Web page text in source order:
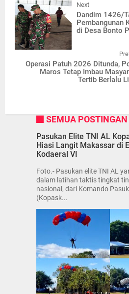
Next
Dandim 1426/
Pembangunan
di Desa Bonto
Operasi Patuh 2026 Ditunda,
Maros Tetap Imbau
Tertib Berlalu
SEMUA POSTINGAN
Pasukan Elite TNI AL
Hiasi Langit Makassar di
Kodaeral VI
Foto.- Pasukan elite TNI AL
dalam latihan taktis tingkat
nasional, dari Komando
(Kopask...